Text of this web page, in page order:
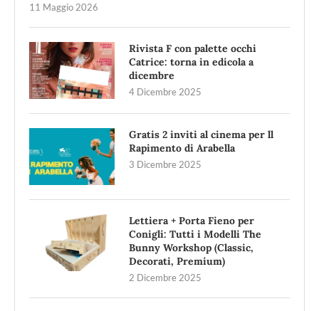
11 Maggio 2026
Rivista F con palette occhi
Catrice: torna in edicola a
dicembre
4 Dicembre 2025
Gratis 2 inviti al cinema per ll
Rapimento di Arabella
3 Dicembre 2025
Lettiera + Porta Fieno per
Conigli: Tutti i Modelli The
Bunny Workshop (Classic,
Decorati, Premium)
2 Dicembre 2025